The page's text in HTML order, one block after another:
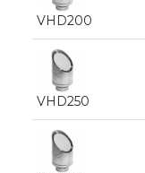
VHD200
VHD250